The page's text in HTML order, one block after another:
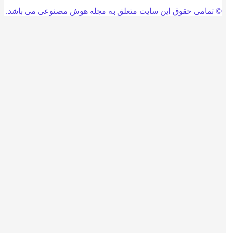
حقوق این سایت متعلق به مجله هوش مصنوعی می باشد.